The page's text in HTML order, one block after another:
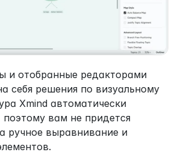
и отобранные редакторами
себя решения по визуальному
Xmind автоматически
вам не придется
ручное выравнивание и